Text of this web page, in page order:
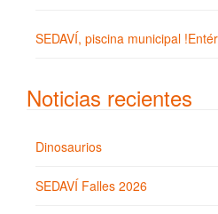
SEDAVÍ, piscina municipal
Noticias recientes
Dinosaurios
SEDAVÍ Falles 2026